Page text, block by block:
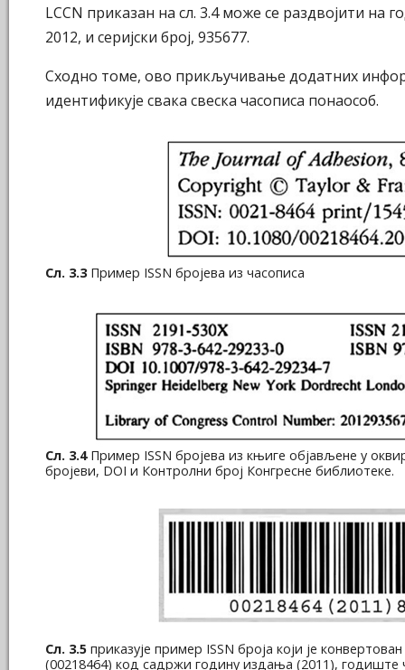
LCCN приказан на сл. 3.4 може се раздвојити на
2012, и серијски број, 935677.
Сходно томе, ово прикључивање додатних
идентификује свака свеска часописа понаособ.
Сл. 3.3 Пример ISSN бројева из часописа
Сл. 3.4 Пример ISSN бројева из књиге објављене у
бројеви, DOI и Контролни број Конгресне библиотеке.
Сл. 3.5 приказује пример ISSN броја који је
(00218464) код садржи годину издања (2011), годиште